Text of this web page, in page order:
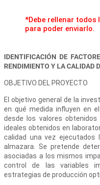
*Debe rellenar
para poder enviarlo.
IDENTIFICACIÓN DE
RENDIMIENTO Y LA CALIDAD
OBJETIVO DEL PROYECTO
El objetivo general de la
en qué medida influyen en
desde los valores
ideales obtenidos en
calidad una vez ejecutados
almazara. Se pretende
asociadas a los mismos
control de las variables
estrategias de producción